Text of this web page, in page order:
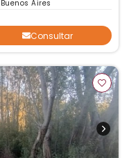
Aires
Consultar